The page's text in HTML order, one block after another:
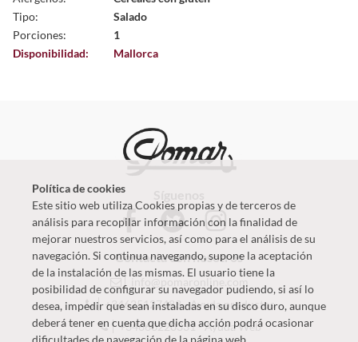
Tipo:
Salado
Porciones:
1
Disponibilidad:
Mallorca
Contacta con nosotros
+34625127483-Ayuda productos
+34660220331-Ayuda Web
Política de cookies
Este sitio web utiliza Cookies propias y de terceros de
análisis para recopilar información con la finalidad de
mejorar nuestros servicios, así como para el análisis de su
navegación. Si continua navegando, supone la aceptación
de la instalación de las mismas. El usuario tiene la
posibilidad de configurar su navegador pudiendo, si así lo
desea, impedir que sean instaladas en su disco duro, aunque
deberá tener en cuenta que dicha acción podrá ocasionar
dificultades de navegación de la página web